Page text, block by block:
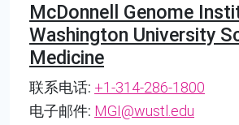
McDonnell Genome
Washington University
Medicine
联系电话: +1-314-286-1800
电子邮件: MGI@wustl.edu